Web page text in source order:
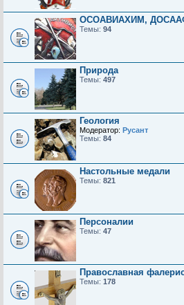
ОСОАВИАХИМ,
Темы: 94
Природа
Темы: 497
Геология
Модератор: Русант
Темы: 84
Настольные медали
Темы: 821
Персоналии
Темы: 47
Православная
Темы: 178